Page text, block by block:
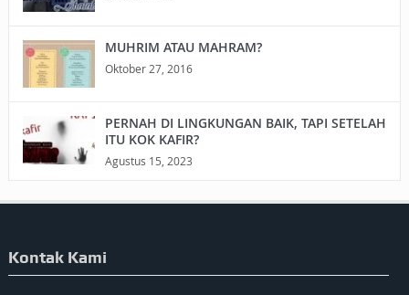
MUHRIM ATAU MAHRAM?
Oktober 27, 2016
PERNAH DI LINGKUNGAN BAIK, TAPI SETELAH
ITU KOK KAFIR?
Agustus 15, 2023
Kontak Kami